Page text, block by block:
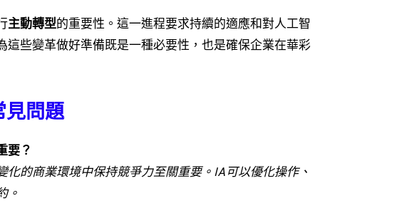
主動轉型的重要性。這一進程要求持續的適應和對人工智
這些變革做好準備既是一種必要性，也是確保企業在華彩
見問題
要？
的商業環境中保持競爭力至關重要。IA可以優化操作、
。